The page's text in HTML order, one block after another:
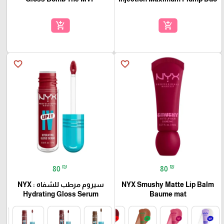
add_shopping_cart
add_shopping_cart
favorite_border
80 ₪
NYX Smushy Matte Lip Balm
Baume mat
favorite_border
80 ₪
سيروم مرطب للشفاه : NYX
Hydrating Gloss Serum